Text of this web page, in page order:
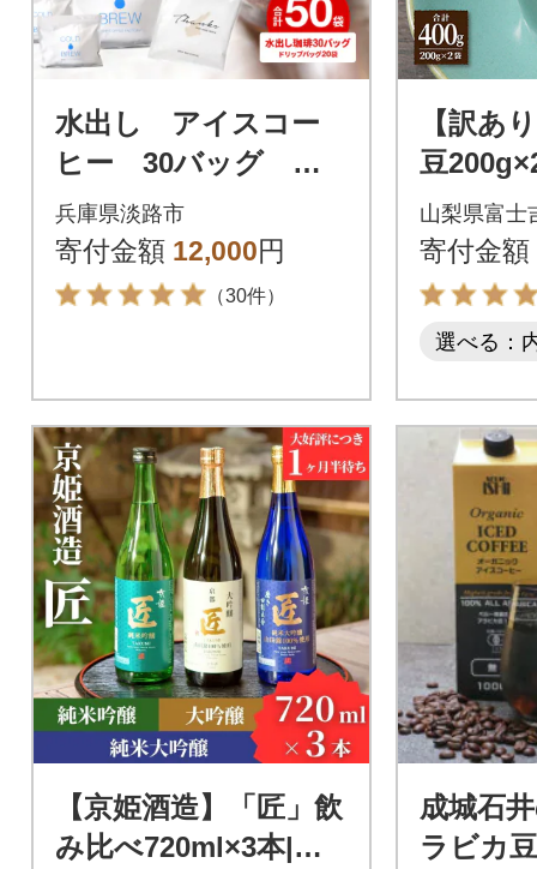
水出し アイスコー
ヒー 30バッグ 淡
路島 ドリップバッ
グ セット at14707
兵庫県淡路市
寄付金額 12,000円
（30件）
【訳あ
豆
家焙煎
ルティ
山の湧
山梨県富士
寄付金額
選べる：
【京姫酒造】「匠」飲
み比べ720ml×3本|京
成城石
ラビカ